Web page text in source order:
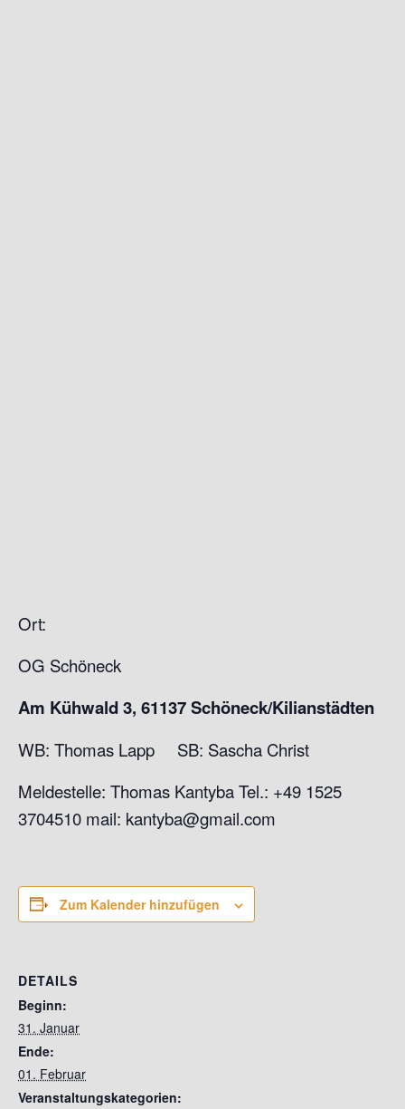
Ort:
OG Schöneck
Am Kühwald 3, 61137 Schöneck/Kilianstädten
WB: Thomas Lapp SB: Sascha Christ
Meldestelle: Thomas Kantyba Tel.: +49 1525
3704510 mail: kantyba@gmail.com
Zum Kalender hinzufügen
DETAILS
Beginn:
31. Januar
Ende:
01. Februar
Veranstaltungskategorien: